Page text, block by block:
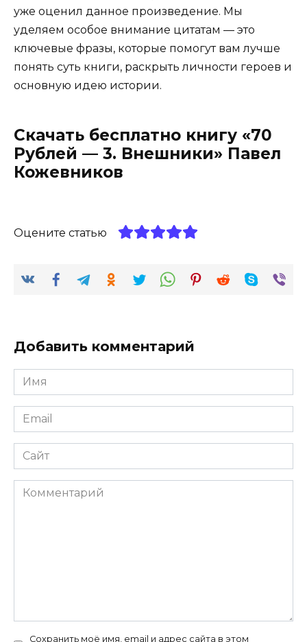
уже оценил данное произведение. Мы
уделяем особое внимание цитатам — это
ключевые фразы, которые помогут вам лучше
понять суть книги, раскрыть личности героев и
основную идею истории.
Скачать бесплатно книгу «70
Рублей — 3. Внешники» Павел
Кожевников
Оцените статью
Добавить комментарий
Имя
*
Email
*
Сайт
Комментарий
Сохранить моё имя, email и адрес сайта в этом